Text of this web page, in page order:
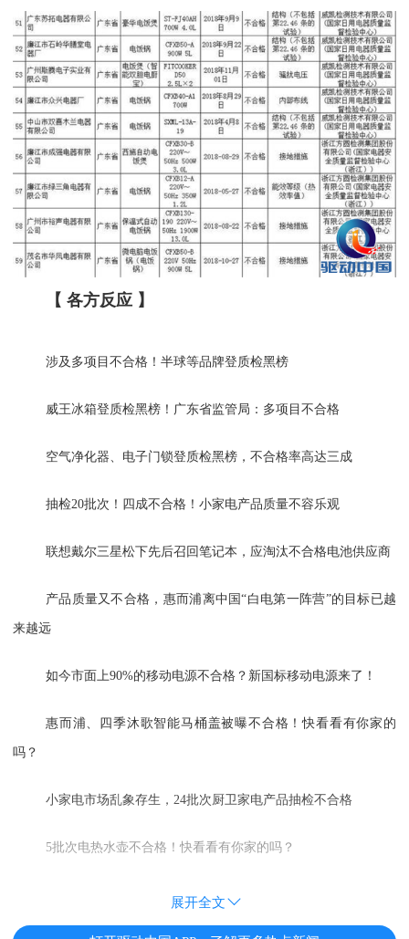
【 各方反应 】
涉及多项目不合格！半球等品牌登质检黑榜
威王冰箱登质检黑榜！广东省监管局：多项目不合格
空气净化器、电子门锁登质检黑榜，不合格率高达三成
抽检20批次！四成不合格！小家电产品质量不容乐观
联想戴尔三星松下先后召回笔记本，应淘汰不合格电池供应商
产品质量又不合格，惠而浦离中国“白电第一阵营”的目标已越
来越远
如今市面上90%的移动电源不合格？新国标移动电源来了！
惠而浦、四季沐歌智能马桶盖被曝不合格！快看看有你家的
吗？
小家电市场乱象存生，24批次厨卫家电产品抽检不合格
5批次电热水壶不合格！快看看有你家的吗？
展开全文